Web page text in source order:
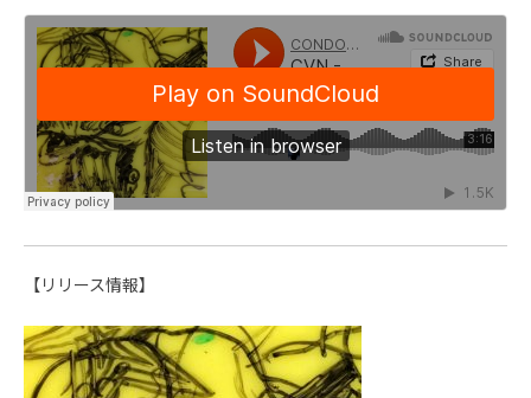
【リリース情報】